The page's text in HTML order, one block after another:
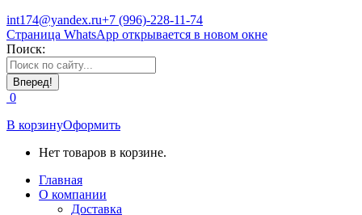
int174@yandex.ru+7 (996)-228-11-74
Страница WhatsApp открывается в новом окне
Поиск:
0
В корзинуОформить
Нет товаров в корзине.
Главная
О компании
Доставка